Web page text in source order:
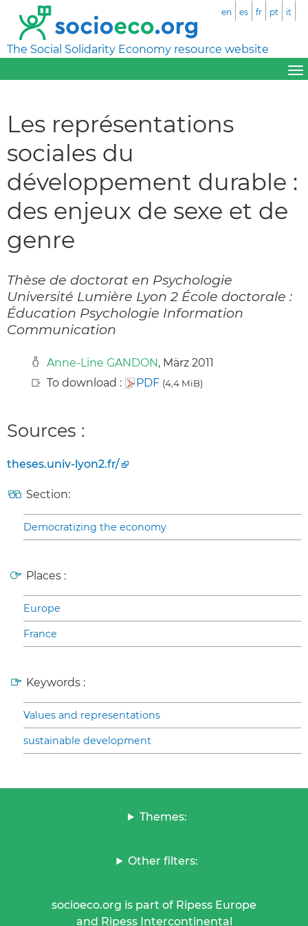
The Social Solidarity Economy resource website
en es fr pt it
Les représentations
sociales du
développement durable :
des enjeux de sexe et de
genre
Thèse de doctorat en Psychologie
Université Lumière Lyon 2 École doctorale :
Éducation Psychologie Information
Communication
Anne-Line GANDON, März 2011
To download :
PDF (4,4 MiB)
Sources :
theses.univ-lyon2.fr/
Section:
Democratizing the economy
Places :
Europe
France
Keywords :
Values and representations
sustainable development
Themes:
Other filters:
socioeco.org is part of Ripess Europe
and Ripess Intercontinental